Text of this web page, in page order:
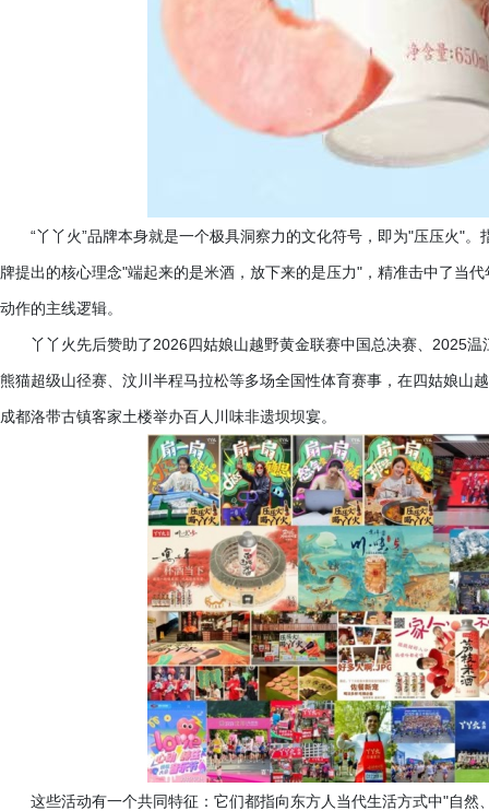
“丫丫火”品牌本身就是一个极具洞察力的文化符号，即为"压压火"
牌提出的核心理念"端起来的是米酒，放下来的是压力"，精准击中了当
动作的主线逻辑。
丫丫火先后赞助了2026四姑娘山越野黄金联赛中国总决赛、2025
熊猫超级山径赛、汶川半程马拉松等多场全国性体育赛事，在四姑娘山
成都洛带古镇客家土楼举办百人川味非遗坝坝宴。
这些活动有一个共同特征：它们都指向东方人当代生活方式中"自然